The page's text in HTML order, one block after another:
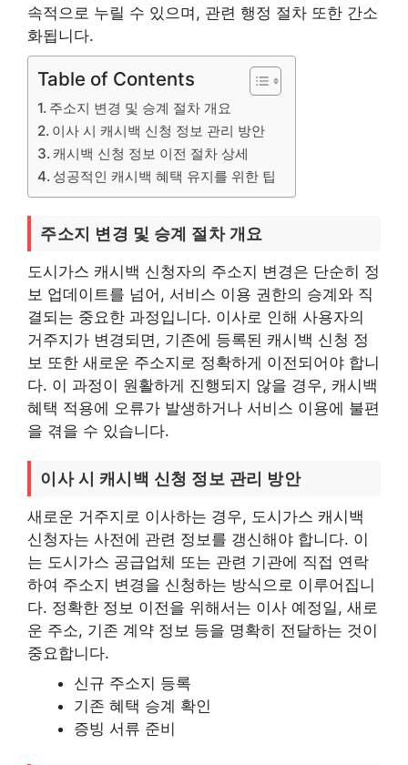
속적으로 누릴 수 있으며, 관련 행정 절차 또한 간소
화됩니다.
Table of Contents
주소지 변경 및 승계 절차 개요
이사 시 캐시백 신청 정보 관리 방안
캐시백 신청 정보 이전 절차 상세
성공적인 캐시백 혜택 유지를 위한 팁
주소지 변경 및 승계 절차 개요
도시가스 캐시백 신청자의 주소지 변경은 단순히 정
보 업데이트를 넘어, 서비스 이용 권한의 승계와 직
결되는 중요한 과정입니다. 이사로 인해 사용자의
거주지가 변경되면, 기존에 등록된 캐시백 신청 정
보 또한 새로운 주소지로 정확하게 이전되어야 합니
다. 이 과정이 원활하게 진행되지 않을 경우, 캐시백
혜택 적용에 오류가 발생하거나 서비스 이용에 불편
을 겪을 수 있습니다.
이사 시 캐시백 신청 정보 관리 방안
새로운 거주지로 이사하는 경우, 도시가스 캐시백
신청자는 사전에 관련 정보를 갱신해야 합니다. 이
는 도시가스 공급업체 또는 관련 기관에 직접 연락
하여 주소지 변경을 신청하는 방식으로 이루어집니
다. 정확한 정보 이전을 위해서는 이사 예정일, 새로
운 주소, 기존 계약 정보 등을 명확히 전달하는 것이
중요합니다.
신규 주소지 등록
기존 혜택 승계 확인
증빙 서류 준비